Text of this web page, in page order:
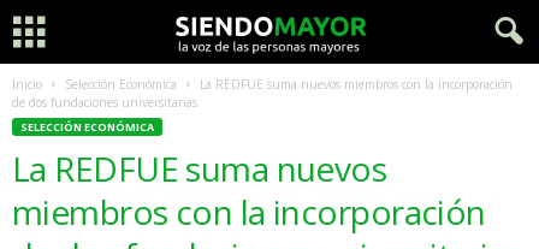
Inicio Selección Económica
La REDFUE suma nuevos miembros con la incorporación
de dos fundaciones universitarias
SELECCIÓN ECONÓMICA
La REDFUE suma nuevos
miembros con la incorporación